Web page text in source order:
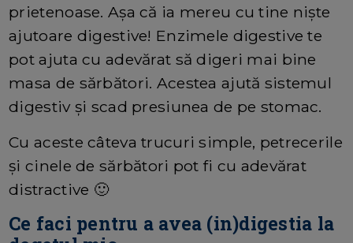
prietenoase. Așa că ia mereu cu tine niște
ajutoare digestive! Enzimele digestive te
pot ajuta cu adevărat să digeri mai bine
masa de sărbători. Acestea ajută sistemul
digestiv și scad presiunea de pe stomac.
Cu aceste câteva trucuri simple, petrecerile
și cinele de sărbători pot fi cu adevărat
distractive 🙂
Ce faci pentru a avea (in)digestia la